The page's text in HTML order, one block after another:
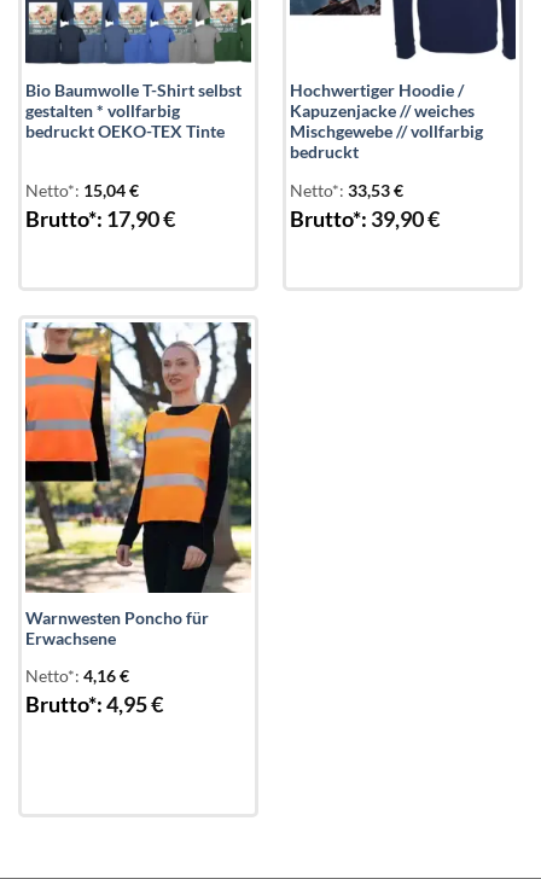
Bio Baumwolle T-Shirt selbst
gestalten * vollfarbig
bedruckt OEKO-TEX Tinte
Netto*: 15,04€
Brutto*: 17,90€
Hochwertiger Hoodie /
Kapuzenjacke // weiches
Mischgewebe // vollfarbig
bedruckt
Netto*: 33,53€
Brutto*: 39,90€
Add to
wishlist
Warnwesten Poncho für
Erwachsene
Netto*: 4,16€
Brutto*:4,95€